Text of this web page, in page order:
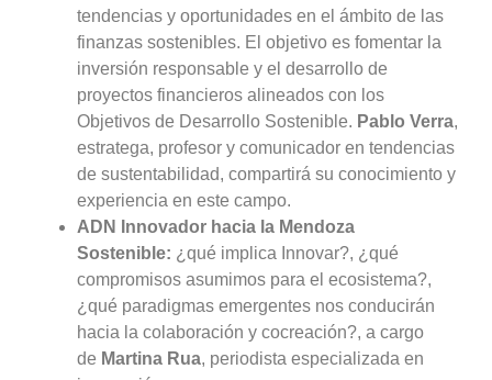
tendencias y oportunidades en el ámbito de las
finanzas sostenibles. El objetivo es fomentar la
inversión responsable y el desarrollo de
proyectos financieros alineados con los
Objetivos de Desarrollo Sostenible. Pablo Verra,
estratega, profesor y comunicador en tendencias
de sustentabilidad, compartirá su conocimiento y
experiencia en este campo.
ADN Innovador hacia la Mendoza
Sostenible: ¿qué implica Innovar?, ¿qué
compromisos asumimos para el ecosistema?,
¿qué paradigmas emergentes nos conducirán
hacia la colaboración y cocreación?, a cargo
de Martina Rua, periodista especializada en